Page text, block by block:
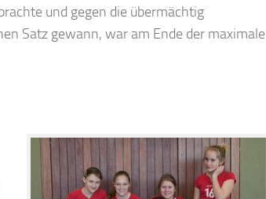
und gegen die übermächtig
Satz gewann, war am Ende der maximale